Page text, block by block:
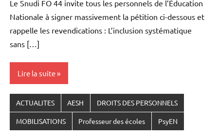
Le Snudi FO 44 invite tous les personnels de l’Éducation
Nationale à signer massivement la pétition ci-dessous et
rappelle les revendications : L’inclusion systématique
sans […]
Lire la suite
ACTUALITES AESH DROITS DES PERSONNELS
MOBILISATIONS Professeur des écoles PsyEN